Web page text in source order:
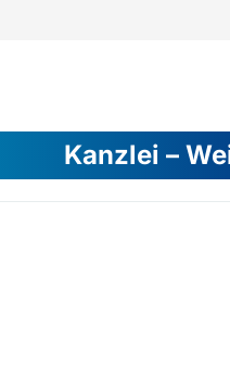
Kanzlei –